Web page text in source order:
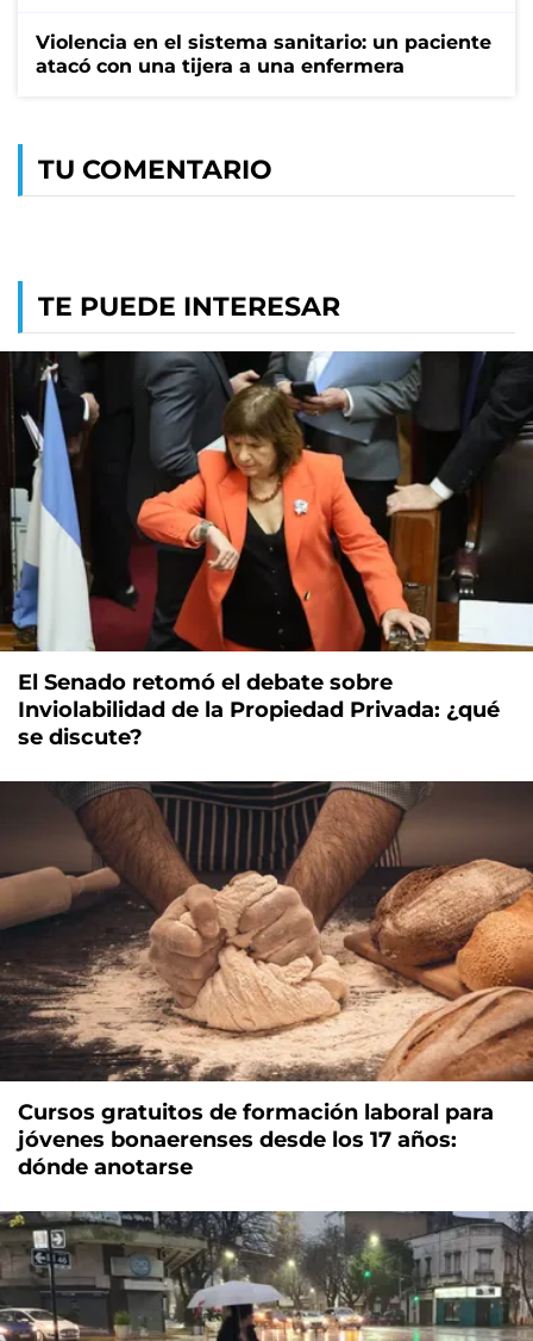
Violencia en el sistema sanitario: un paciente
atacó con una tijera a una enfermera
TU COMENTARIO
TE PUEDE INTERESAR
El Senado retomó el debate sobre
Inviolabilidad de la Propiedad Privada: ¿qué
se discute?
Cursos gratuitos de formación laboral para
jóvenes bonaerenses desde los 17 años:
dónde anotarse